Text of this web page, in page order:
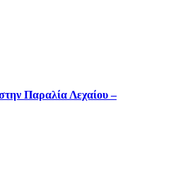
Παραλία Λεχαίου –